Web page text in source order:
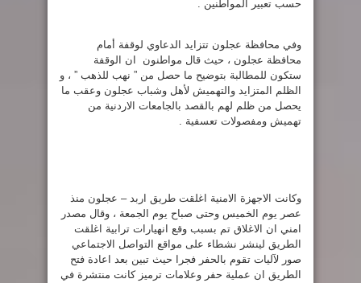
حسب تعبير المواطنين .
وفي محافظة عجلون تتزايد الدعاوي لوقفة أمام
محافظة عجلون ، حيث قال مواطنون ان الوقفة
ستكون للمطالبة بتوضيح ما حصل من ” نهب للذهب ” ، و
الظلم المتزايد والتهميش لأهل وشباب عجلون وعقب ما
يحصل من ظلم لهم بالقصد بالجامعات الاردنية من
تهميش ومفصولات تعسفية .
وكانت الاجهزة الامنية اغلقت طريق اربد – عجلون منذ
عصر يوم الخميس وحتى صباح يوم الجمعة ، وقال مصدر
امني ان الاغلاق تم بسبب وقع انهيارات ترابية اغلقت
الطريق لينشر نشطاء على مواقع التواصل الاجتماعي
صور لآليات تقوم بالحفر فجرا حيث تبين بعد اعادة فتح
الطريق ان عملية حفر وعلامات ترميز كانت منتشرة في